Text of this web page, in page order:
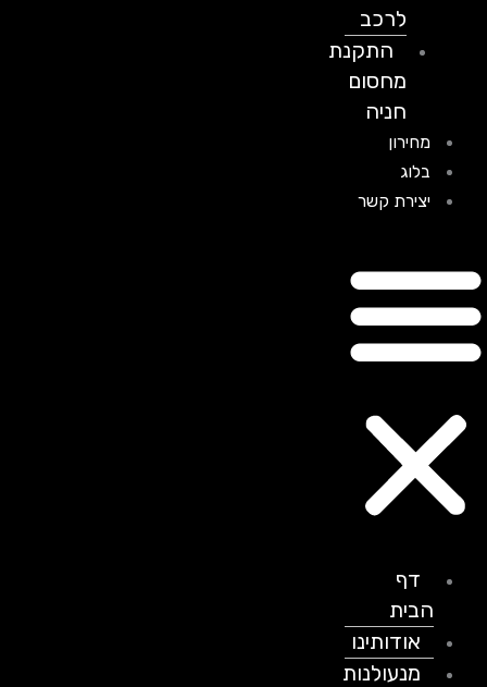
לרכב
התקנת
מחסום
חניה
מחירון
בלוג
יצירת קשר
דף
הבית
אודותינו
מנעולנות